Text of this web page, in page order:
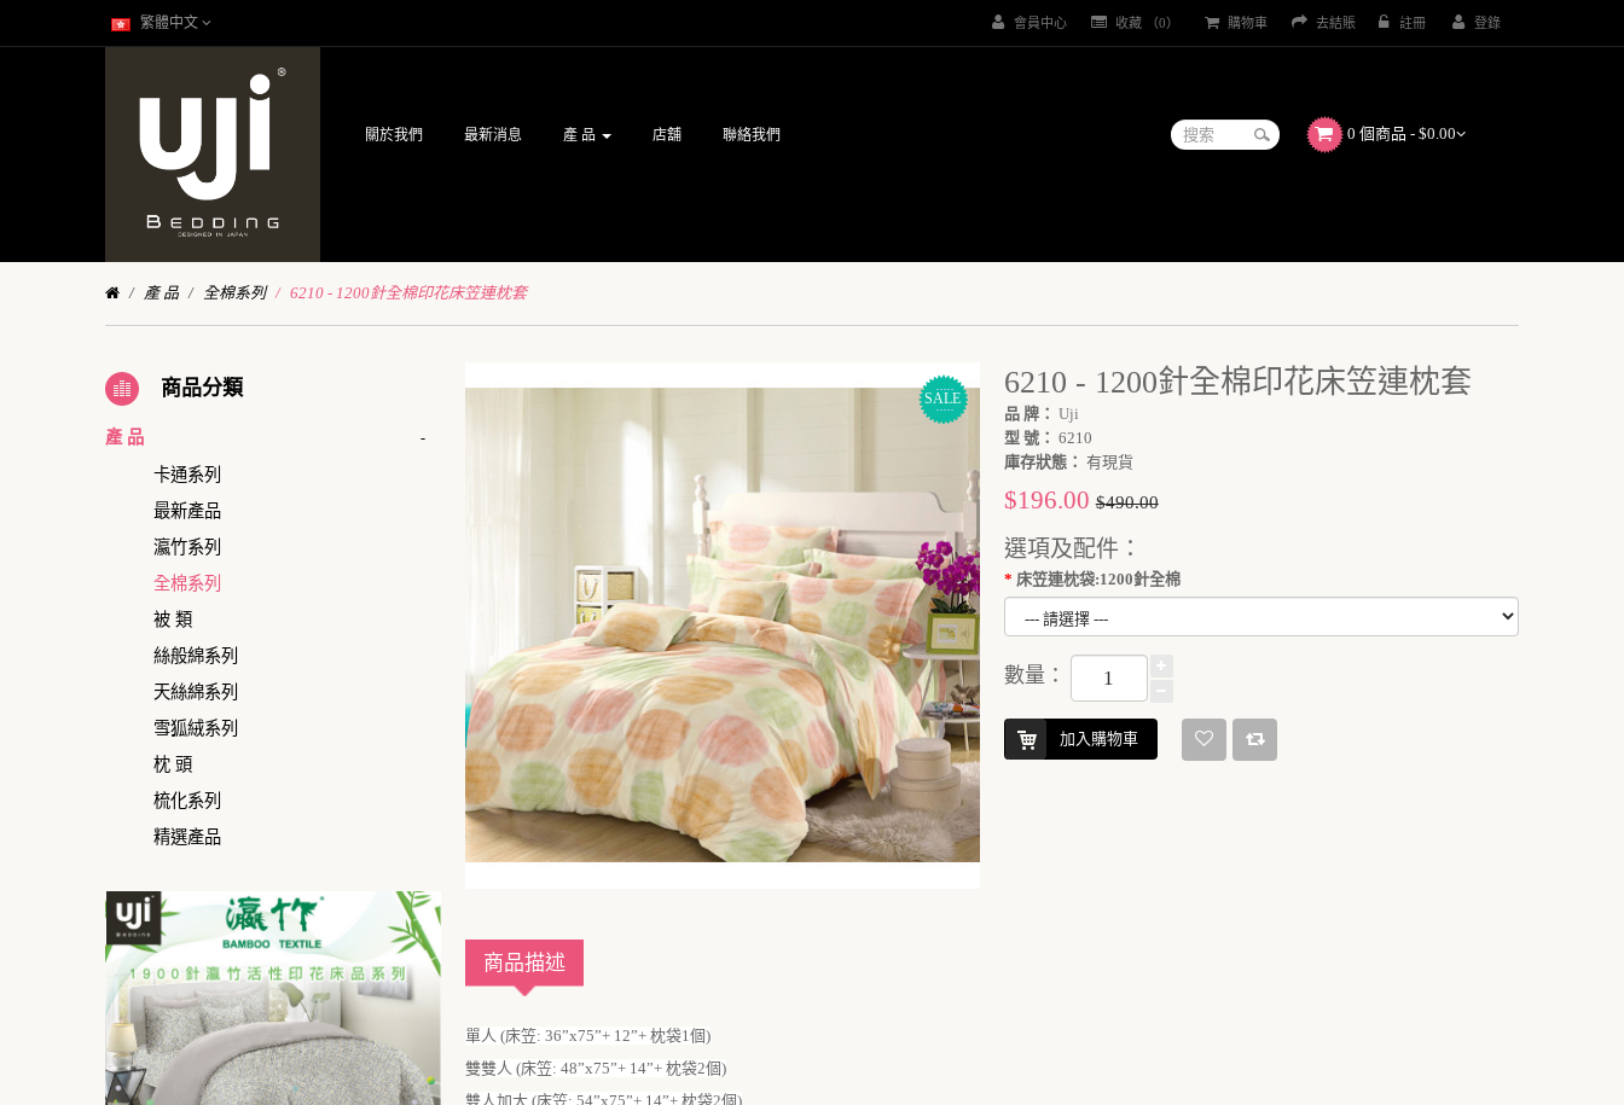
繁體中文 註冊 登錄
會員中心 收藏 （0） 購物車 去結賬
關於我們 最新消息 產 品 店舖 聯絡我們 0 個商品 - $0.00
產 品 全棉系列 6210 - 1200針全棉印花床笠連枕套
商品分類
產 品 -
卡通系列
最新產品
瀛竹系列
全棉系列
被 類
絲般綿系列
天絲綿系列
雪狐絨系列
枕 頭
梳化系列
精選產品
SALE 6210 - 1200針全棉印花床笠連枕套
品 牌： Uji
型 號： 6210
庫存狀態： 有現貨
$196.00$490.00
選項及配件：
床笠連枕袋:1200針全棉
數量：
加入購物車
商品描述
單人 (床笠: 36”x75”+ 12”+ 枕袋1個)
雙雙人 (床笠: 48”x75”+ 14”+ 枕袋2個)
雙人加大 (床笠: 54”x75”+ 14”+ 枕袋2個)